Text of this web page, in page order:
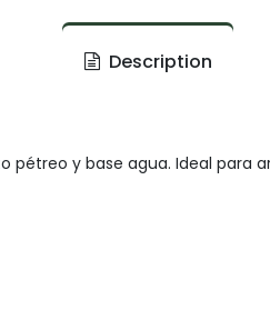
Description
y base agua. Ideal